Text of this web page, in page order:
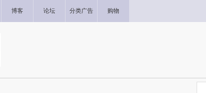
博客 论坛 分类广告 购物